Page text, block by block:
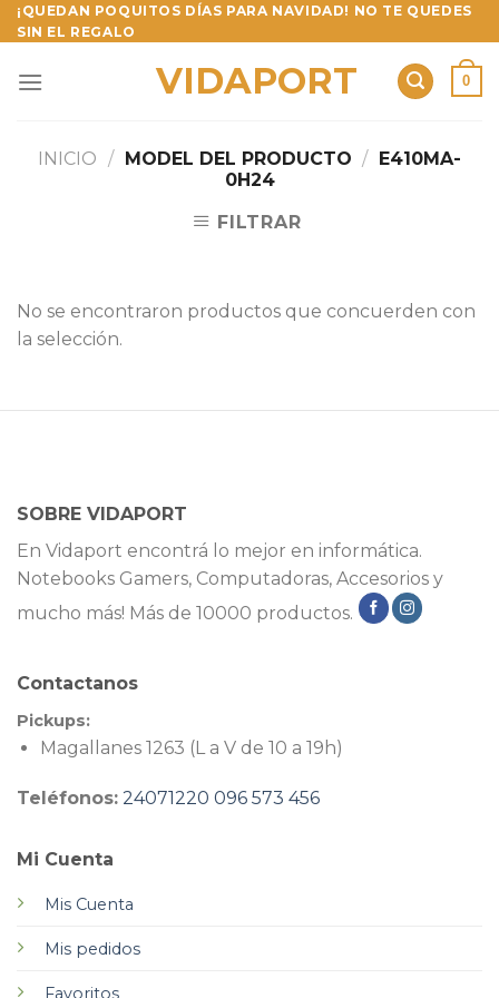
Skip
to
¡QUEDAN POQUITOS DÍAS PARA NAVIDAD! NO TE QUEDES
SIN EL REGALO
VIDAPORT 0
INICIO / MODEL DEL PRODUCTO / E410MA-
0H24
FILTRAR
No se encontraron productos que concuerden con
la selección.
SOBRE VIDAPORT
En Vidaport encontrá lo mejor en informática.
Notebooks Gamers, Computadoras, Accesorios y
mucho más! Más de 10000 productos.
Mi Cuenta
Mis Cuenta
Mis pedidos
Contactanos
Pickups:
Magallanes 1263 (L a V de 10 a 19h)
Teléfonos: 24071220 096 573 456